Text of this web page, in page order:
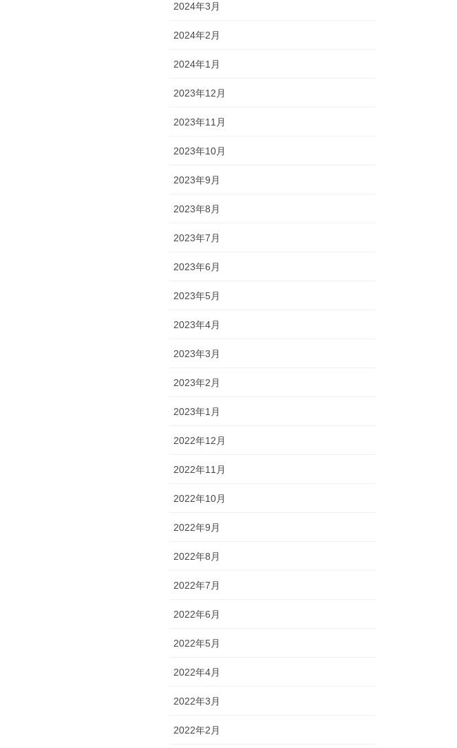
2024年3月
2024年2月
2024年1月
2023年12月
2023年11月
2023年10月
2023年9月
2023年8月
2023年7月
2023年6月
2023年5月
2023年4月
2023年3月
2023年2月
2023年1月
2022年12月
2022年11月
2022年10月
2022年9月
2022年8月
2022年7月
2022年6月
2022年5月
2022年4月
2022年3月
2022年2月